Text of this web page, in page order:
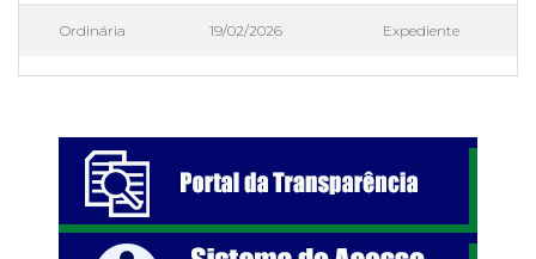
Ordinária 19/02/2026 Expediente